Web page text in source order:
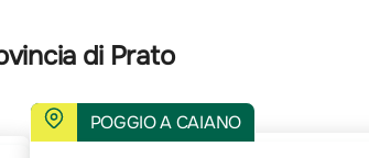
di Prato
POGGIO A CAIANO